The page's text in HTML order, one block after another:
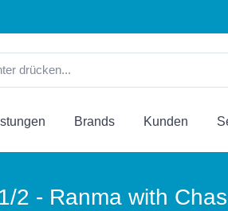
Brands Kunden
2 - Ranma with